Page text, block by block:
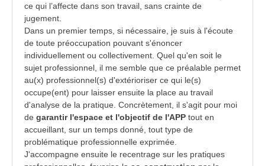
ce qui l’affecte dans son travail, sans crainte de
jugement.
Dans un premier temps, si nécessaire, je suis à l'écoute
de toute préoccupation pouvant s'énoncer
individuellement ou collectivement. Quel qu'en soit le
sujet professionnel, il me semble que ce préalable permet
au(x) professionnel(s) d'extérioriser ce qui le(s)
occupe(ent) pour laisser ensuite la place au travail
d'analyse de la pratique. Concrètement, il s'agit pour moi
de garantir l'espace et l'objectif de l'APP tout en
accueillant, sur un temps donné, tout type de
problématique professionnelle exprimée.
J'accompagne ensuite le recentrage sur les pratiques